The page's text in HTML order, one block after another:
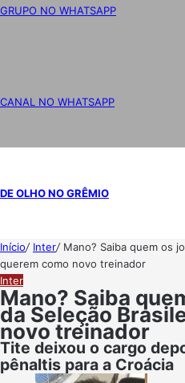
GRUPO NO WHATSAPP
CANAL NO WHATSAPP
DE OLHO NO GRÊMIO
Início/ Inter/ Mano? Saiba quem os
querem como novo treinador
Inter
Mano? Saiba
da Seleção
novo treinador
Tite deixou o cargo
pênaltis para a Croácia